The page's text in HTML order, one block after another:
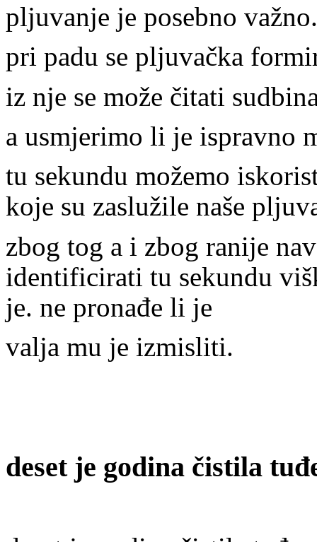
pljuvanje je posebno važno.
pri padu se pljuvačka
iz nje se može čitati
a usmjerimo li je ispravno
tu sekundu možemo
koje su zaslužile naše
zbog tog a i zbog ranije
identificirati tu sekundu
je. ne pronađe li je
valja mu je izmisliti.
deset je godina čistila